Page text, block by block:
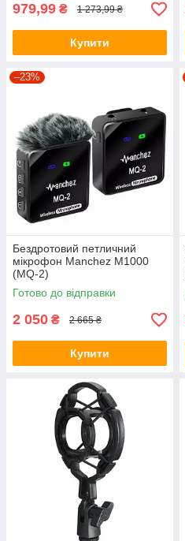
979,99 ₴ 1 273,99 ₴
Купити
–23%
Бездротовий петличний
мікрофон Manchez M1000
(MQ-2)
Готово до відправки
2 050 ₴ 2 665 ₴
Купити